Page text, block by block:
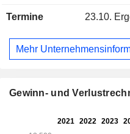
Offshore, Maschinenbau,
Tochtergesellschaften
Finnland, Frankreich,
Mechanical Components
Termine 23.10.
Mehr
Gewinn- und